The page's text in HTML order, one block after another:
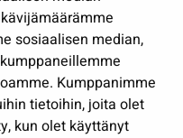
sosiaalisen median,
Kumppanimme
tietoihin, joita olet
kun olet käyttänyt